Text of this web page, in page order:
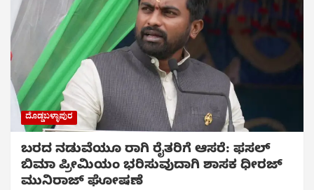
ದೊಡ್ಡಬಳ್ಳಾಪುರ
ಬರದ ನಡುವೆಯೂ ರಾಗಿ ರೈತರಿಗೆ ಆಸರೆ: ಫಸಲ್
ಬಿಮಾ ಪ್ರೀಮಿಯಂ ಭರಿಸುವುದಾಗಿ ಶಾಸಕ ಧೀರಜ್
ಮುನಿರಾಜ್ ಘೋಷಣೆ